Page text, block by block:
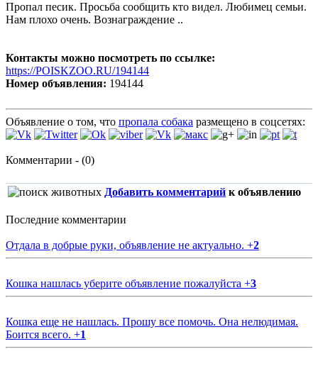
Пропал песик. Просьба сообщить кто видел. Любимец семьи.
Нам плохо очень. Вознаграждение ..
Контакты можно посмотреть по ссылке:
https://POISKZOO.RU/194144
Номер объявления: 194144
Объявление о том, что пропала собака размещено в соцсетях:
Комментарии - (0)
Добавить комментарий к объявлению
Последние комментарии
Отдала в добрые руки, объявление не актуально. +2
Кошка нашлась уберите объявление пожалуйста +3
Кошка еще не нашлась. Прошу все помочь. Она нелюдимая.
Боится всего. +1